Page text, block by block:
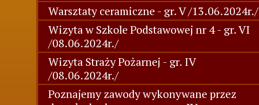
Warsztaty ceramiczne - gr. V /13.06.2024r./
Wizyta w Szkole Podstawowej nr 4 - gr. VI
/08.06.2024r./
Wizyta Straży Pożarnej - gr. IV
/08.06.2024r./
Poznajemy zawody wykonywane przez